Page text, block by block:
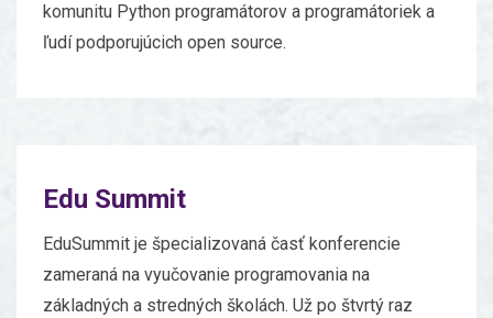
komunitu Python programátorov a programátoriek a
ľudí podporujúcich open source.
Edu Summit
EduSummit je špecializovaná časť konferencie
zameraná na vyučovanie programovania na
základných a stredných školách. Už po štvrtý raz